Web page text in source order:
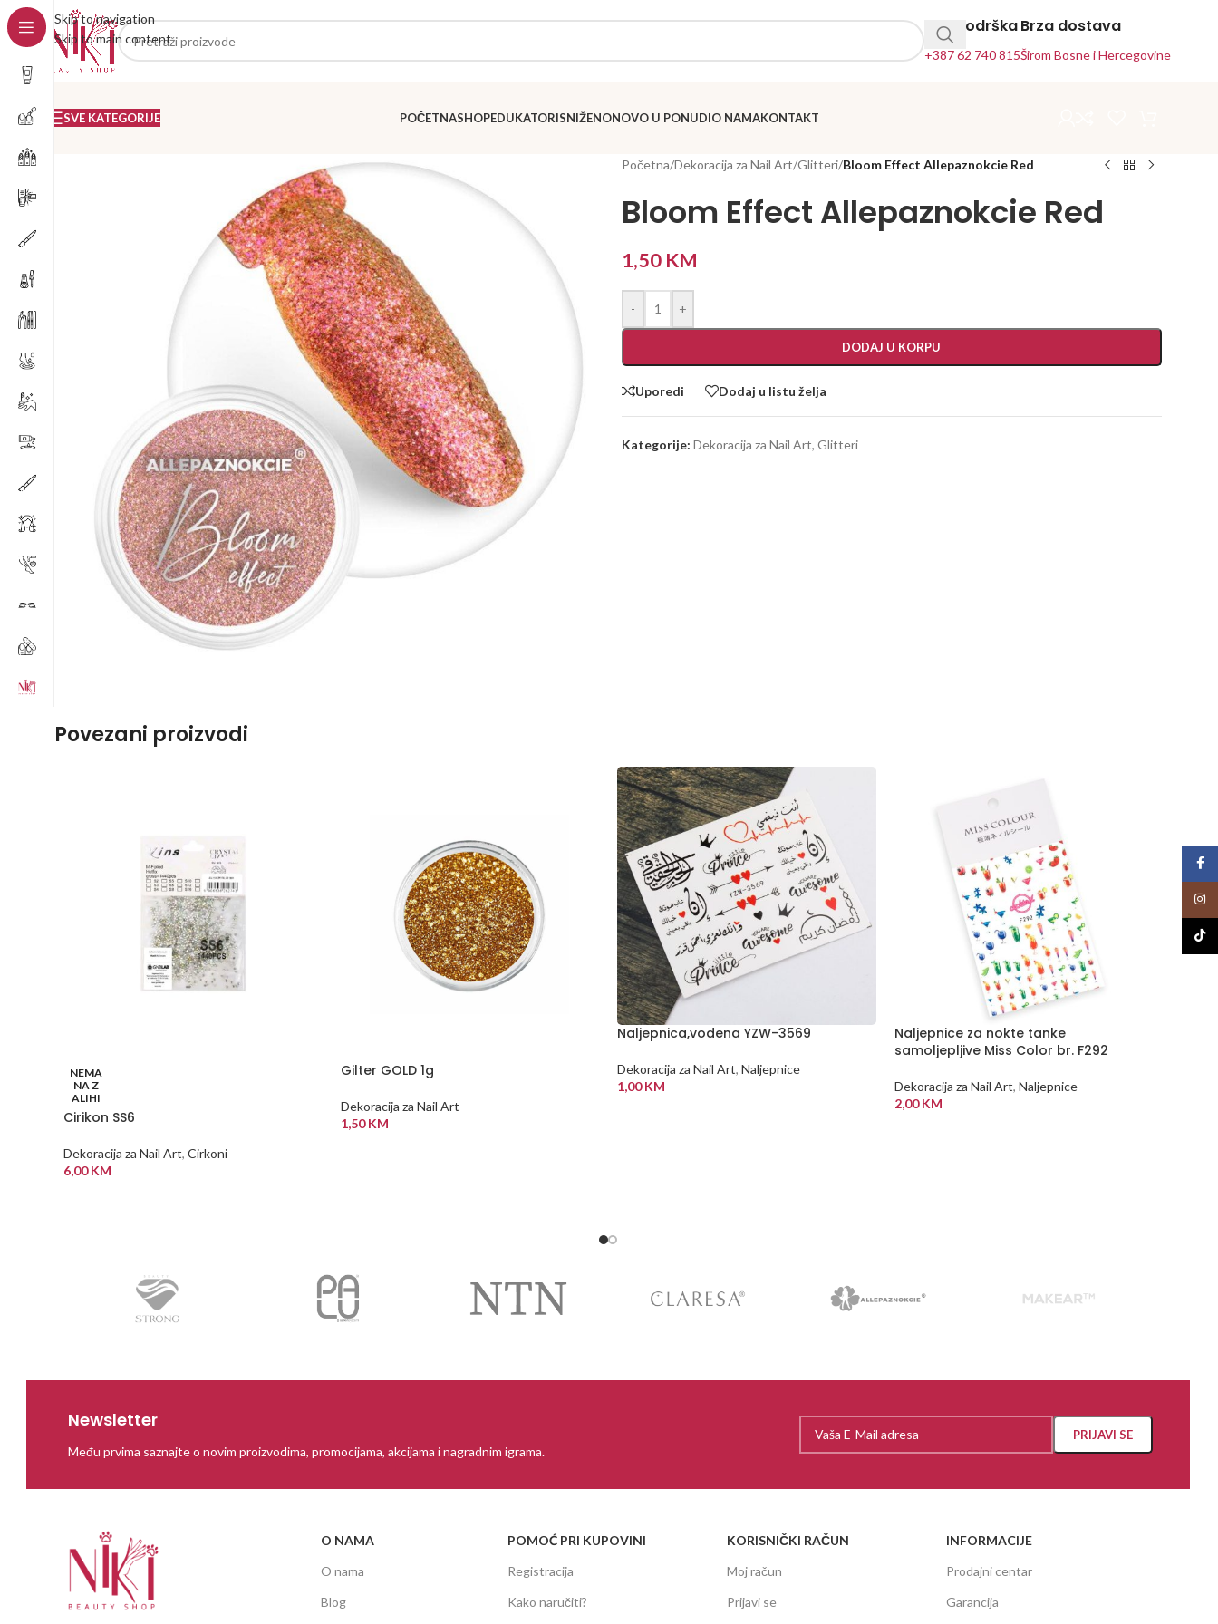
Skip to navigation
Skip to main content
24h Podrška
+387 62 740 815
Brza dostava
Širom Bosne i Hercegovine
SVE KATEGORIJE POČETNASHOPEDUKATORISNIŽENONOVO U PONUDIO NAMAKONTAKT
Početna/Dekoracija za Nail Art/Glitteri/Bloom Effect Allepaznokcie Red
Bloom Effect Allepaznokcie Red
1,50 KM
- +
DODAJ U KORPU
Uporedi Dodaj u listu želja
Kategorije: Dekoracija za Nail Art, Glitteri
Povezani proizvodi
NEMA
NA Z
ALIHI
Cirikon SS6
Dekoracija za Nail Art, Cirkoni
6,00KM
Gilter GOLD 1g
Dekoracija za Nail Art
1,50KM
Naljepnica,vodena YZW-3569
Dekoracija za Nail Art, Naljepnice
1,00KM
Naljepnice za nokte tanke
samoljepljive Miss Color br. F292
Dekoracija za Nail Art, Naljepnice
2,00KM
Newsletter
Među prvima saznajte o novim proizvodima, promocijama, akcijama i nagradnim igrama.
O NAMA
O nama
Blog
POMOĆ PRI KUPOVINI
Registracija
Kako naručiti?
KORISNIČKI RAČUN
Moj račun
Prijavi se
INFORMACIJE
Prodajni centar
Garancija